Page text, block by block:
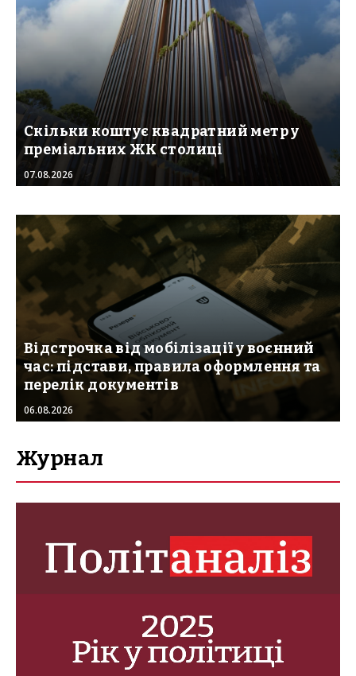
Скільки коштує квадратний метр у
преміальних ЖК столиці
07.08.2026
Відстрочка від мобілізації у воєнний
час: підстави, правила оформлення та
перелік документів
06.08.2026
Журнал